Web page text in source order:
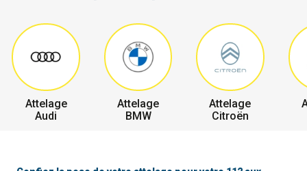
Attelage
Audi
Attelage
BMW
Attelage
Citroën